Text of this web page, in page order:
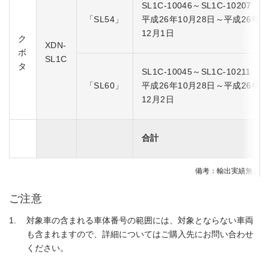
ク
ボ
タ
XDN-
SL1C
「SL54」
SL1C-10046～SL1C-10207
平成26年10月28日～平成26年
12月1日
「SL60」
SL1C-10045～SL1C-10211
平成26年10月28日～平成26年
12月2日
合計
備考：輸出実績無し
ご注意
対象車の含まれる車体番号の範囲には、対象とならない車両
も含まれますので、詳細についてはご購入先にお問い合わせ
ください。